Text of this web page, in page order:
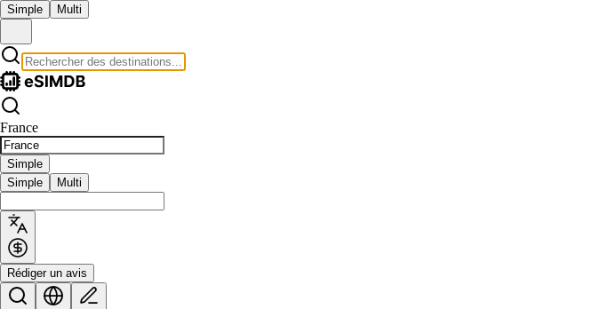
Simple Multi
France
Simple
Simple
Multi
Rédiger un avis